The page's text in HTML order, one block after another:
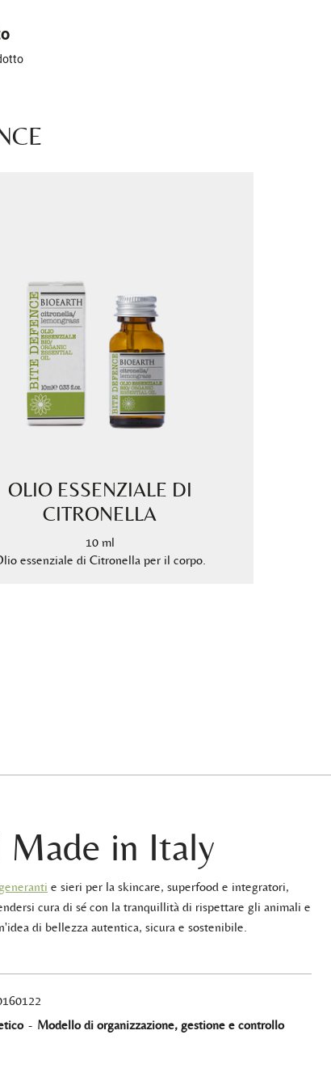
OLIO ESSENZIALE DI
CITRONELLA
10 ml
essenziale di Citronella per il corpo.
Made in Italy
e sieri per la skincare, superfood e integratori,
cura di sé con la tranquillità di rispettare gli animali e
di bellezza autentica, sicura e sostenibile.
- Modello di organizzazione, gestione e controllo